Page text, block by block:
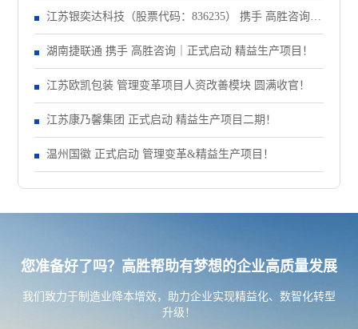
动大会！
江苏银奕达科技（股票代码：836235） 携手 高胜咨询｜
正式启动 管理变革项目
湖南捷联通 携手 高胜咨询｜正式启动 精益生产项目！
江苏欧凯包装 管理变革项目人资改善模块 圆满收官！
江苏康乃馨集团 正式启动 精益生产项目二期！
温州国徽 正式启动 管理变革&精益生产项目！
您准备好了吗？高胜帮助有梦想的企业高质量发展
我们致力于制造业降本增效，助力企业实现精益化、数智化转型
升级！